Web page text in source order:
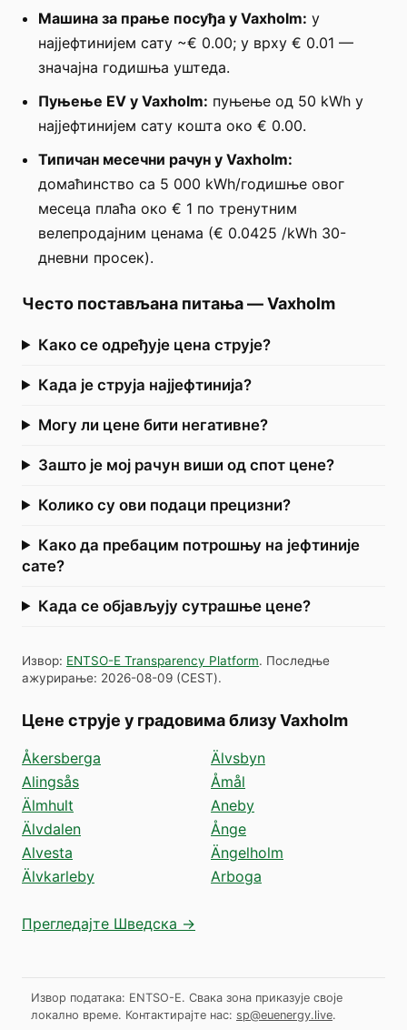
Машина за прање посуђа у Vaxholm: у
најјефтинијем сату ~€ 0.00; у врху € 0.01 —
значајна годишња уштеда.
Пуњење EV у Vaxholm: пуњење од 50 kWh у
најјефтинијем сату кошта око € 0.00.
Типичан месечни рачун у Vaxholm:
домаћинство са 5 000 kWh/годишње овог
месеца плаћа око € 1 по тренутним
велепродајним ценама (€ 0.0425 /kWh 30-
дневни просек).
Често постављана питања—Vaxholm
Како се одређује цена струје?
Када је струја најјефтинија?
Могу ли цене бити негативне?
Зашто је мој рачун виши од спот цене?
Колико су ови подаци прецизни?
Како да пребацим потрошњу на јефтиније
сате?
Када се објављују сутрашње цене?
Извор: ENTSO-E Transparency Platform. Последње
ажурирање: 2026-08-09 (CEST).
Цене струје у градовима близу Vaxholm
Åkersberga
Alingsås
Älmhult
Älvdalen
Alvesta
Älvkarleby
Älvsbyn
Åmål
Aneby
Ånge
Ängelholm
Arboga
Прегледајте Шведска →
Извор података: ENTSO-E. Свака зона приказује своје
локално време. Контактирајте нас: sp@euenergy.live.